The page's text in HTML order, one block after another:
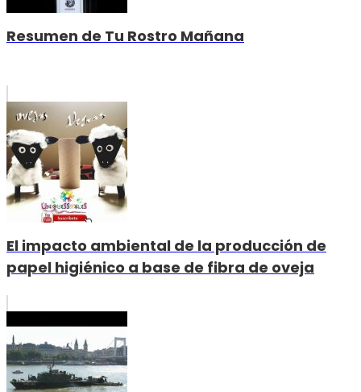
Resumen de Tu Rostro Mañana
El impacto ambiental de la producción de
papel higiénico a base de fibra de oveja